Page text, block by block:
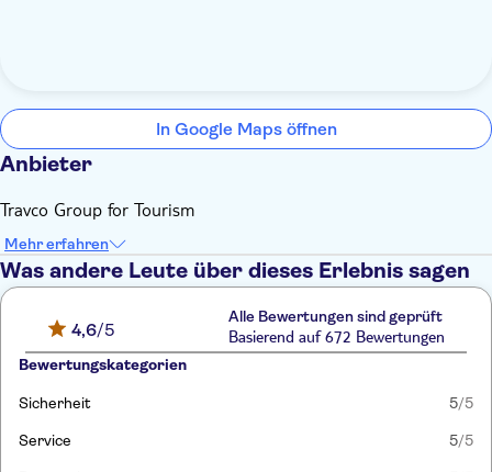
In Google Maps öffnen
Anbieter
Travco Group for Tourism
Mehr erfahren
Was andere Leute über dieses Erlebnis sagen
4,6/5
Alle Bewertungen sind geprüft
Basierend auf 672 Bewertungen
Bewertungskategorien
Sicherheit 5/5
Service 5/5